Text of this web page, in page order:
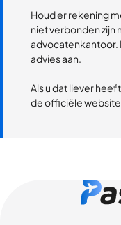
Houd er rekening
niet verbonden zijn
advocatenkantoor.
advies aan.
Als u dat liever
de officiële